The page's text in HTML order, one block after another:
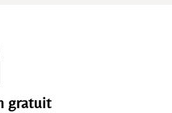
gratuit